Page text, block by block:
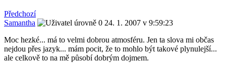
Předchozí
Samantha
24. 1. 2007 v 9:59:23
Moc hezké... má to velmi dobrou atmosféru. Jen ta slova mi občas
nejdou přes jazyk... mám pocit, že to mohlo být takové plynulejší...
ale celkově to na mě působí dobrým dojmem.